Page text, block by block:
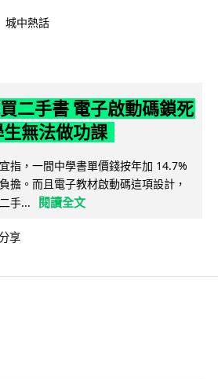
城中熱話
二手書 電子啟動碼鎖死
無法做功課
指，一間中學書單價錢按年加 14.7%
擔。而且電子教材啟動碼這項設計，
手...
閱讀全文
享